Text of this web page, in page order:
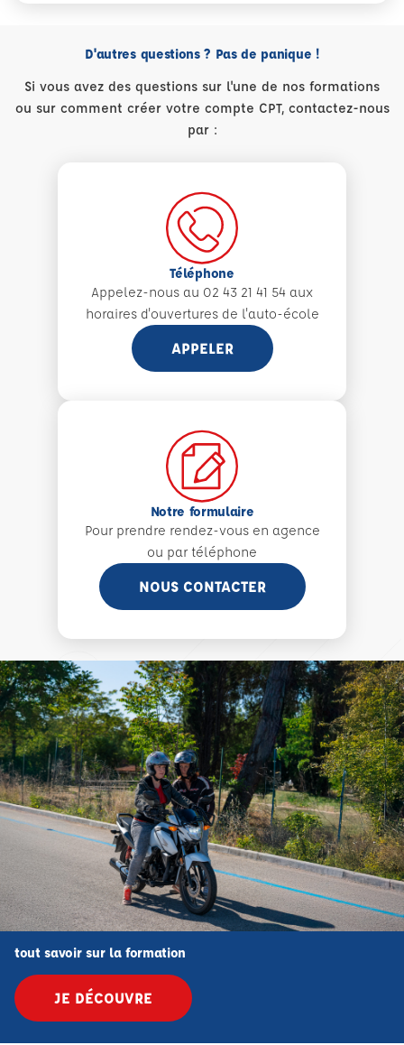
D'autres questions ? Pas de panique !
Si vous avez des questions sur l'une de nos formations
ou sur comment créer votre compte CPT, contactez-nous
par :
Téléphone
Appelez-nous au 02 43 21 41 54 aux
horaires d'ouvertures de l'auto-école
APPELER
Notre formulaire
Pour prendre rendez-vous en agence
ou par téléphone
NOUS CONTACTER
tout savoir sur la formation
JE DÉCOUVRE